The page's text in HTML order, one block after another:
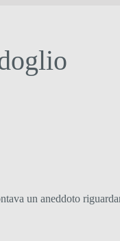
un aneddoto